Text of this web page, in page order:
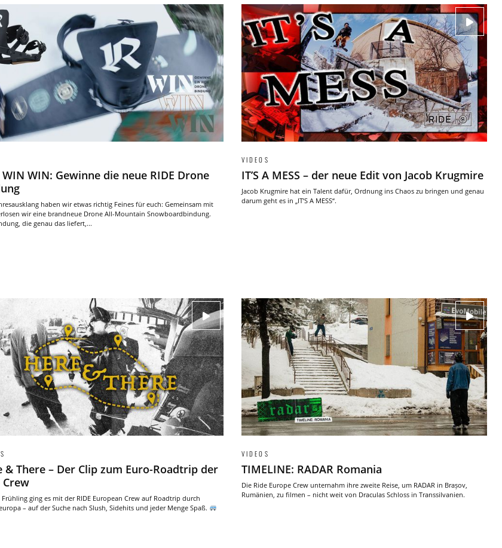
WIN: Gewinne die neue RIDE Drone
haben wir etwas richtig Feines für euch: Gemeinsam mit
wir eine brandneue Drone All-Mountain Snowboardbindung.
die genau das liefert,...
VIDEOS
IT’S A MESS – der neue Edit von Jacob Krugmire
Jacob Krugmire hat ein Talent dafür, Ordnung ins Chaos zu bringen und genau
darum geht es in „IT’S A MESS“.
& There – Der Clip zum Euro-Roadtrip der
Crew
Frühling ging es mit der RIDE European Crew auf Roadtrip durch
– auf der Suche nach Slush, Sidehits und jeder Menge Spaß.
VIDEOS
TIMELINE: RADAR Romania
Die Ride Europe Crew unternahm ihre zweite Reise, um RADAR in Brașov,
Rumänien, zu filmen – nicht weit von Draculas Schloss in Transsilvanien.